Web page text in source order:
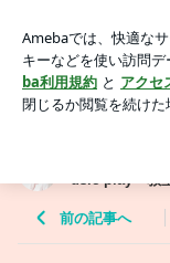
名: ピアノ・リトミ
アプリをダウンロ
ょう。
usic play・教
前の記事へ